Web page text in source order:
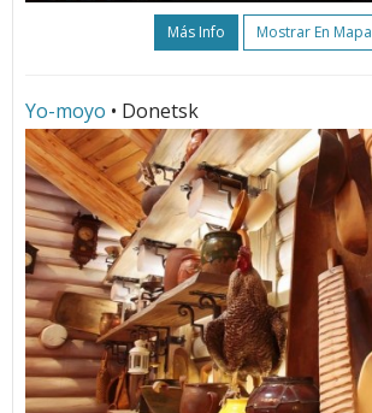
Más Info Mostrar En Mapa
Yo-moyo • Donetsk